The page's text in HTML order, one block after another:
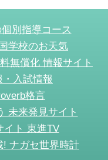
別指導コース
学校のお天気
無償化 情報サイト
入試情報
格言
未来発見サイト
イト 東進TV
! ナガセ世界時計